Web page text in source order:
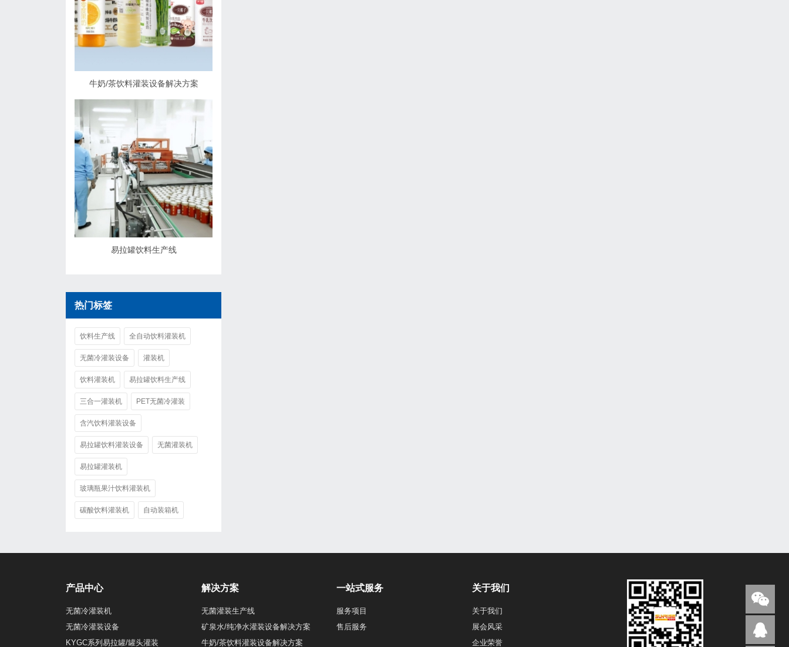
牛奶/茶饮料灌装设备解决方案
易拉罐饮料生产线
热门标签
饮料生产线 全自动饮料灌装机
无菌冷灌装设备 灌装机
饮料灌装机 易拉罐饮料生产线
三合一灌装机 PET无菌冷灌装
含汽饮料灌装设备
易拉罐饮料灌装设备 无菌灌装机
易拉罐灌装机
玻璃瓶果汁饮料灌装机
碳酸饮料灌装机 自动装箱机
产品中心
无菌冷灌装机
无菌冷灌装设备
KYGC系列易拉罐/罐头灌装
解决方案
无菌灌装生产线
矿泉水/纯净水灌装设备解决方案
牛奶/茶饮料灌装设备解决方案
一站式服务
服务项目
售后服务
关于我们
关于我们
展会风采
企业荣誉